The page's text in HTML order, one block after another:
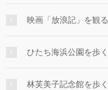
映画「放浪記」を観る
ひたち海浜公園を歩く
林芙美子記念館を歩く